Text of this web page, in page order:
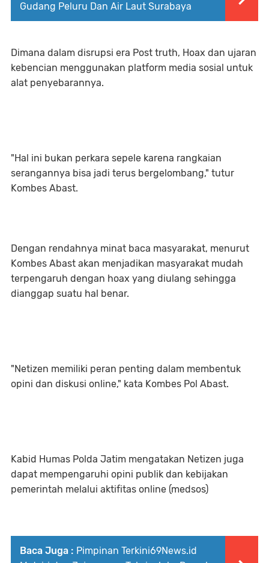
Gudang Peluru Dan Air Laut Surabaya
Dimana dalam disrupsi era Post truth, Hoax dan ujaran
kebencian menggunakan platform media sosial untuk
alat penyebarannya.
"Hal ini bukan perkara sepele karena rangkaian
serangannya bisa jadi terus bergelombang," tutur
Kombes Abast.
Dengan rendahnya minat baca masyarakat, menurut
Kombes Abast akan menjadikan masyarakat mudah
terpengaruh dengan hoax yang diulang sehingga
dianggap suatu hal benar.
"Netizen memiliki peran penting dalam membentuk
opini dan diskusi online," kata Kombes Pol Abast.
Kabid Humas Polda Jatim mengatakan Netizen juga
dapat mempengaruhi opini publik dan kebijakan
pemerintah melalui aktifitas online (medsos)
Baca Juga : Pimpinan Terkini69News.id